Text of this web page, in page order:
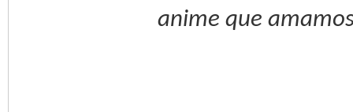
anime que